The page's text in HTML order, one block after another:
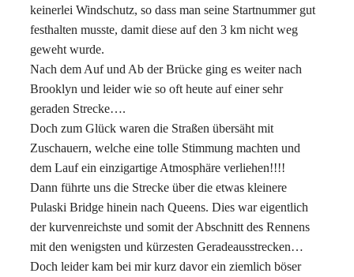
keinerlei Windschutz, so dass man seine Startnummer gut
festhalten musste, damit diese auf den 3 km nicht weg
geweht wurde.
Nach dem Auf und Ab der Brücke ging es weiter nach
Brooklyn und leider wie so oft heute auf einer sehr
geraden Strecke….
Doch zum Glück waren die Straßen übersäht mit
Zuschauern, welche eine tolle Stimmung machten und
dem Lauf ein einzigartige Atmosphäre verliehen!!!!
Dann führte uns die Strecke über die etwas kleinere
Pulaski Bridge hinein nach Queens. Dies war eigentlich
der kurvenreichste und somit der Abschnitt des Rennens
mit den wenigsten und kürzesten Geradeausstrecken…
Doch leider kam bei mir kurz davor ein ziemlich böser